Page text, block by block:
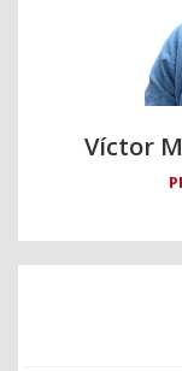
Víctor